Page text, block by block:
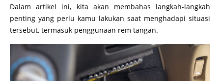
Dalam artikel ini, kita akan membahas langkah-langkah
penting yang perlu kamu lakukan saat menghadapi situasi
tersebut, termasuk penggunaan rem tangan.